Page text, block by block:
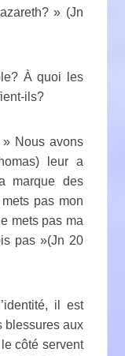
» (Jn
À quoi les
ils?
Nous avons
leur a
marque des
pas mon
mets pas ma
pas »(Jn 20
il est
blessures aux
côté servent